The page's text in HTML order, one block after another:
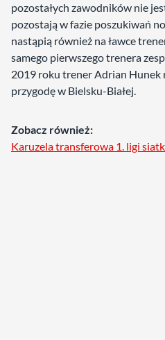
pozostałych zawodników nie
pozostają w fazie poszukiwań
nastąpią również na ławce
samego pierwszego trenera
2019 roku trener Adrian Hunek
przygodę w Bielsku-Białej.
Zobacz również:
Karuzela transferowa 1. ligi